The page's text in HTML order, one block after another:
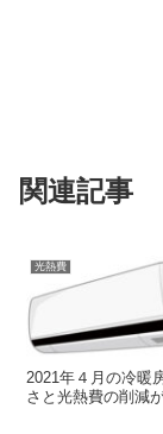
関連記事
光熱費
2021年４月の冷暖
さと光熱費の削減